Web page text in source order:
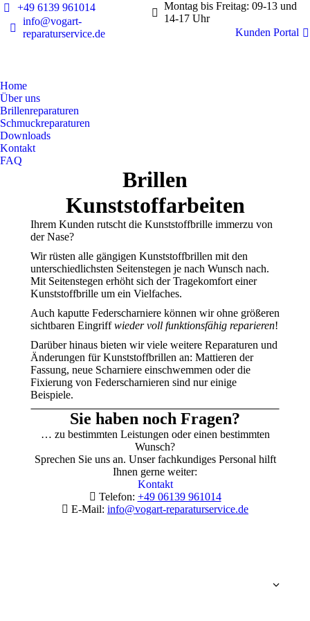
+49 6139 961014
info@vogart-
reparaturservice.de
Montag bis Freitag: 09-13 und
14-17 Uhr
Kunden Portal
Home
Über uns
Brillenreparaturen
Schmuckreparaturen
Downloads
Kontakt
FAQ
Brillen
Kunststoffarbeiten
Ihrem Kunden rutscht die Kunststoffbrille immerzu von
der Nase?
Wir rüsten alle gängigen Kunststoffbrillen mit den
unterschiedlichsten Seitenstegen je nach Wunsch nach.
Mit Seitenstegen erhöht sich der Tragekomfort einer
Kunststoffbrille um ein Vielfaches.
Auch kaputte Federscharniere können wir ohne größeren
sichtbaren Eingriffwieder voll funktionsfähig reparieren!
Darüber hinaus bieten wir viele weitere Reparaturen und
Änderungen für Kunststoffbrillen an: Mattieren der
Fassung, neue Scharniere einschwemmen oder die
Fixierung von Federscharnieren sind nur einige
Beispiele.
Sie haben noch Fragen?
… zu bestimmten Leistungen oder einen bestimmten
Wunsch?
Sprechen Sie uns an. Unser fachkundiges Personal hilft
Ihnen gerne weiter:
Kontakt
Telefon: +49 06139 961014
E-Mail: info@vogart-reparaturservice.de